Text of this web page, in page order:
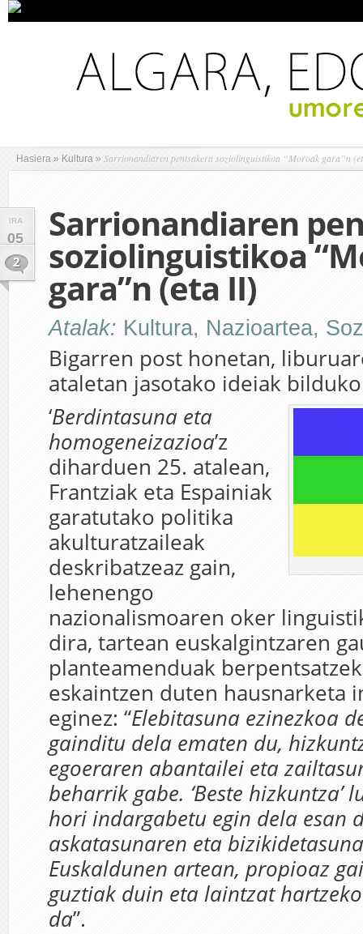
Hasiera » Kultura » Sarrionandiaren pentsakera soziolinguistikoa “Moroak gara”n
IRA
05
2
Sarrionandiaren
soziolinguistikoa
gara”n (eta II)
Atalak: Kultura, Nazioartea,
Bigarren post honetan,
ataletan jasotako ideiak
‘Berdintasuna eta
homogeneizazioa’z
diharduen 25. atalean,
Frantziak eta Espainiak
garatutako politika
akulturatzaileak
deskribatzeaz gain,
lehenengo
nazionalismoaren oker
dira, tartean euskalgintzaren
planteamenduak
eskaintzen duten hausnarketa
eginez: “Elebitasuna ezinezkoa
gainditu dela ematen du,
egoeraren abantailei eta
beharrik gabe. ‘Beste hizkuntza’
hori indargabetu egin dela esan
askatasunaren eta
Euskaldunen artean, propioaz
guztiak duin eta laintzat
da”.